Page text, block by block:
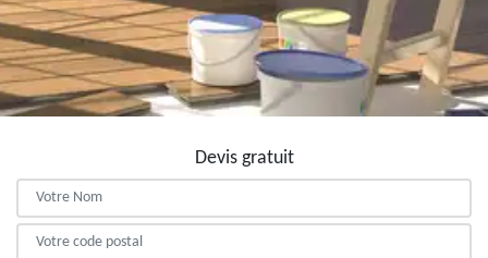
Devis gratuit